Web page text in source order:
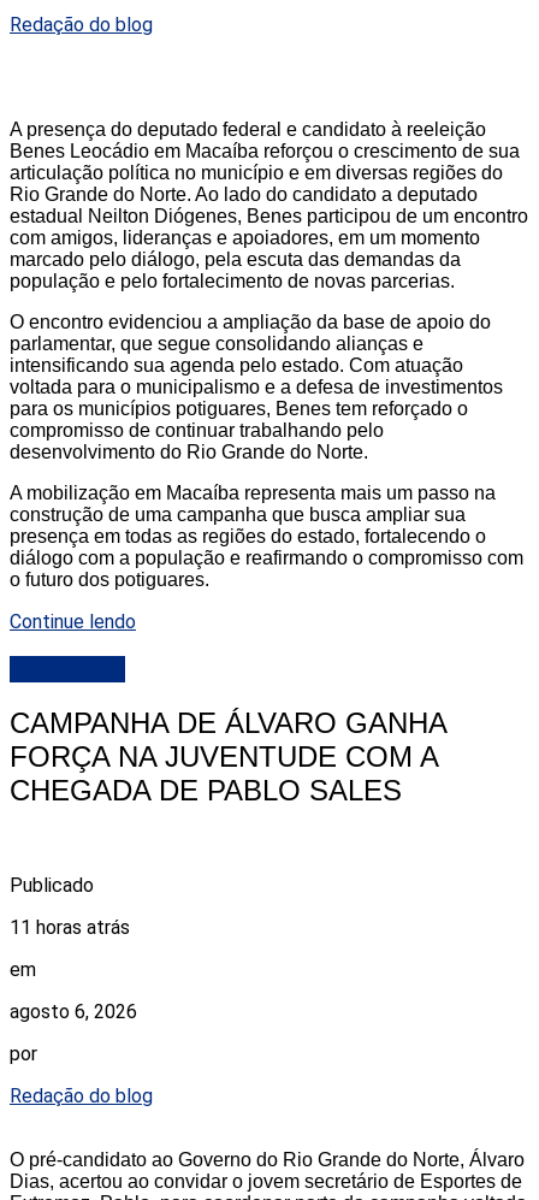
Redação do blog
A presença do deputado federal e candidato à reeleição
Benes Leocádio em Macaíba reforçou o crescimento de sua
articulação política no município e em diversas regiões do
Rio Grande do Norte. Ao lado do candidato a deputado
estadual Neilton Diógenes, Benes participou de um encontro
com amigos, lideranças e apoiadores, em um momento
marcado pelo diálogo, pela escuta das demandas da
população e pelo fortalecimento de novas parcerias.
O encontro evidenciou a ampliação da base de apoio do
parlamentar, que segue consolidando alianças e
intensificando sua agenda pelo estado. Com atuação
voltada para o municipalismo e a defesa de investimentos
para os municípios potiguares, Benes tem reforçado o
compromisso de continuar trabalhando pelo
desenvolvimento do Rio Grande do Norte.
A mobilização em Macaíba representa mais um passo na
construção de uma campanha que busca ampliar sua
presença em todas as regiões do estado, fortalecendo o
diálogo com a população e reafirmando o compromisso com
o futuro dos potiguares.
Continue lendo
CAMPANHA DE ÁLVARO GANHA
FORÇA NA JUVENTUDE COM A
CHEGADA DE PABLO SALES
Publicado
11 horas atrás
em
agosto 6, 2026
por
Redação do blog
O pré-candidato ao Governo do Rio Grande do Norte, Álvaro
Dias, acertou ao convidar o jovem secretário de Esportes de